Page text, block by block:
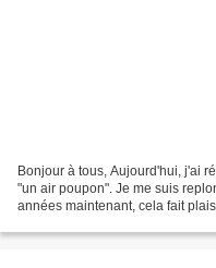
Bonjour à tous, Aujourd'hui, j'ai
"un air poupon". Je me suis
années maintenant, cela fait